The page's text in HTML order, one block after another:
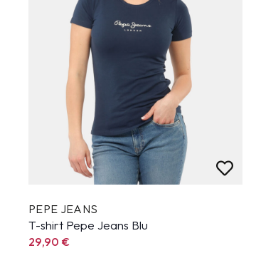
PEPE JEANS
T-shirt Pepe Jeans Blu
29,90€